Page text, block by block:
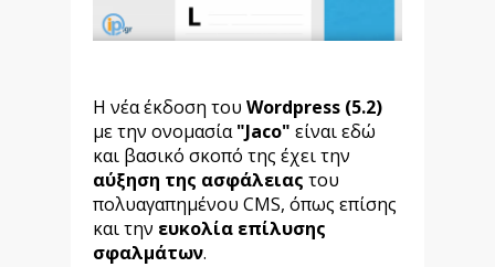
Η νέα έκδοση του Wordpress (5.2)
με την ονομασία"Jaco" είναι εδώ
και βασικό σκοπό της έχει την
αύξηση της ασφάλειας του
πολυαγαπημένου CMS, όπως επίσης
και την ευκολία επίλυσης
σφαλμάτων.